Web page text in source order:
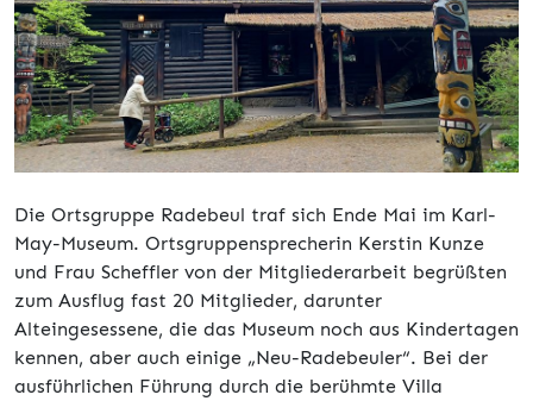
Die Ortsgruppe Radebeul traf sich Ende Mai im Karl-
May-Museum. Ortsgruppensprecherin Kerstin Kunze
und Frau Scheffler von der Mitgliederarbeit begrüßten
zum Ausflug fast 20 Mitglieder, darunter
Alteingesessene, die das Museum noch aus Kindertagen
kennen, aber auch einige „Neu-Radebeuler“. Bei der
ausführlichen Führung durch die berühmte Villa